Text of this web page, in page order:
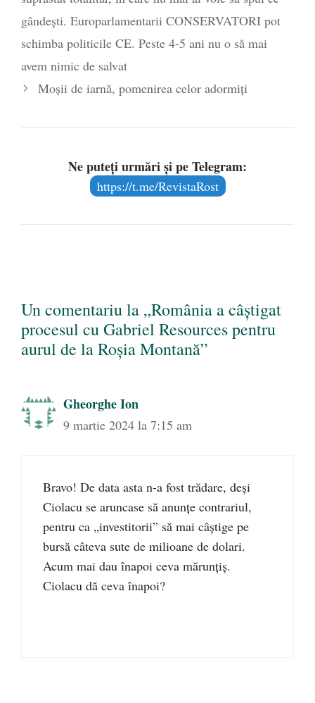
gândești. Europarlamentarii CONSERVATORI pot
schimba politicile CE. Peste 4-5 ani nu o să mai
avem nimic de salvat
Moșii de iarnă, pomenirea celor adormiți
Ne puteți urmări și pe Telegram:
https://t.me/RevistaRost
Un comentariu la „România a câştigat
procesul cu Gabriel Resources pentru
aurul de la Roşia Montană”
Gheorghe Ion
9 martie 2024 la 7:15 am
Bravo! De data asta n-a fost trădare, deşi
Ciolacu se aruncase să anunțe contrariul,
pentru ca „investitorii” să mai câştige pe
bursă câteva sute de milioane de dolari.
Acum mai dau înapoi ceva mărunțiş.
Ciolacu dă ceva înapoi?